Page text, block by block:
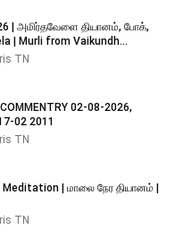
| அமிர்தவேளை தியானம், போக்,
| Murli from Vaikundh
TN
02-08-2026,
02 2011
TN
Meditation | மாலை நேர தியானம் |
TN